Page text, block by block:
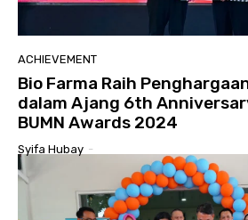
ACHIEVEMENT
Bio Farma Raih
dalam Ajang 6th
BUMN Awards 2024
Syifa Hubay -